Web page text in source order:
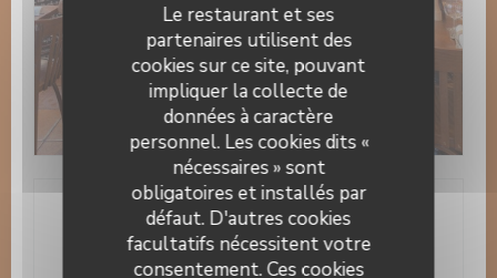
Le restaurant et ses
partenaires utilisent des
cookies sur ce site, pouvant
impliquer la collecte de
données à caractère
personnel. Les cookies dits «
nécessaires » sont
obligatoires et installés par
défaut. D'autres cookies
facultatifs nécessitent votre
consentement. Ces cookies
Infos pratiques
Cuisine